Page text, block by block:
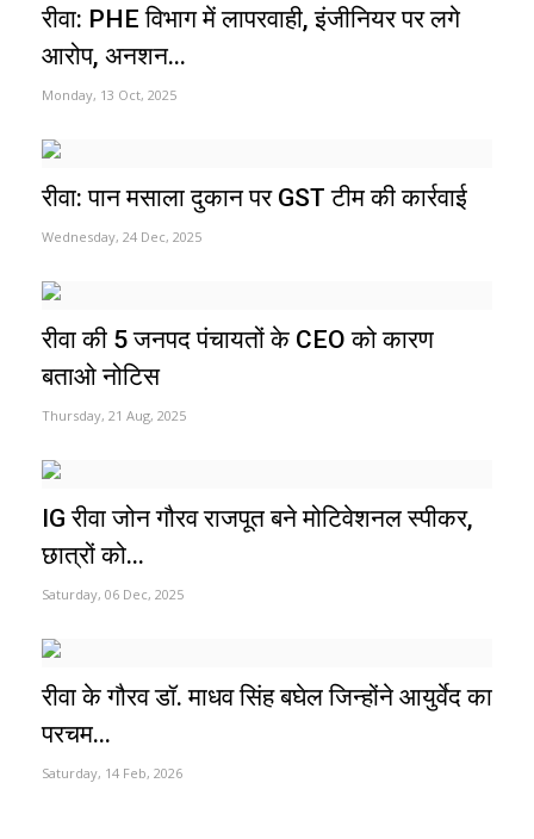
रीवा: PHE विभाग में लापरवाही, इंजीनियर पर लगे
आरोप, अनशन...
Monday, 13 Oct, 2025
रीवा: पान मसाला दुकान पर GST टीम की कार्रवाई
Wednesday, 24 Dec, 2025
रीवा की 5 जनपद पंचायतों के CEO को कारण
बताओ नोटिस
Thursday, 21 Aug, 2025
IG रीवा जोन गौरव राजपूत बने मोटिवेशनल स्पीकर,
छात्रों को...
Saturday, 06 Dec, 2025
रीवा के गौरव डॉ. माधव सिंह बघेल जिन्होंने आयुर्वेद का
परचम...
Saturday, 14 Feb, 2026